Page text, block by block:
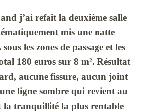
j’ai refait la deuxième salle
mis une natte
sous les zones de passage et les
180 euros sur 8 m². Résultat
aucune fissure, aucun joint
ligne sombre qui revient au
la tranquillité la plus rentable